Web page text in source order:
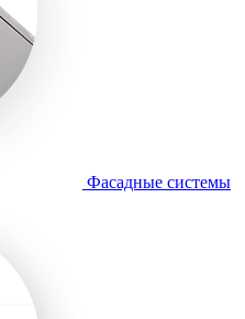
Фасадные системы